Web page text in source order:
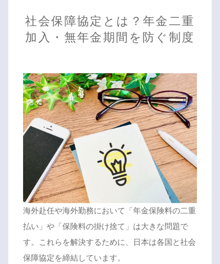
社会保障協定とは？年金二重
加入・無年金期間を防ぐ制度
海外赴任や海外勤務において「年金保険料の二重
払い」や「保険料の掛け捨て」は大きな問題で
す。これらを解決するために、日本は各国と社会
保障協定を締結しています。